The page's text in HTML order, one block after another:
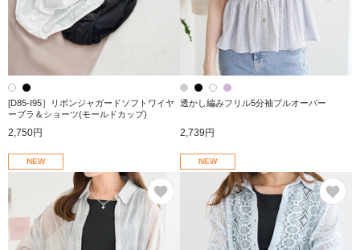
[D85-I95］リボンジャガードソフトワイヤ
ーブラ＆ショーツ(モールドカップ)
2,750円
透かし編みフリル5分袖プルオーバー
2,739円
NEW
お気に入り
NEW